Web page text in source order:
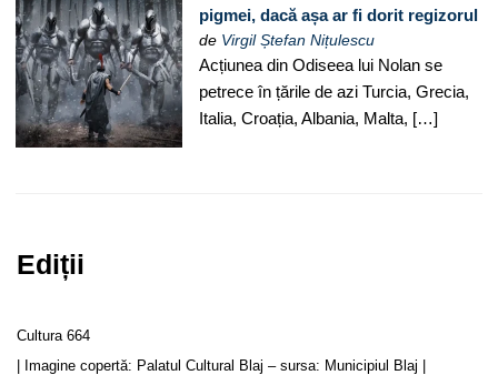
pigmei, dacă așa ar fi dorit regizorul
de Virgil Ștefan Nițulescu
Acțiunea din Odiseea lui Nolan se
petrece în țările de azi Turcia, Grecia,
Italia, Croația, Albania, Malta, […]
Ediții
Cultura 664
| Imagine copertă: Palatul Cultural Blaj – sursa: Municipiul Blaj |